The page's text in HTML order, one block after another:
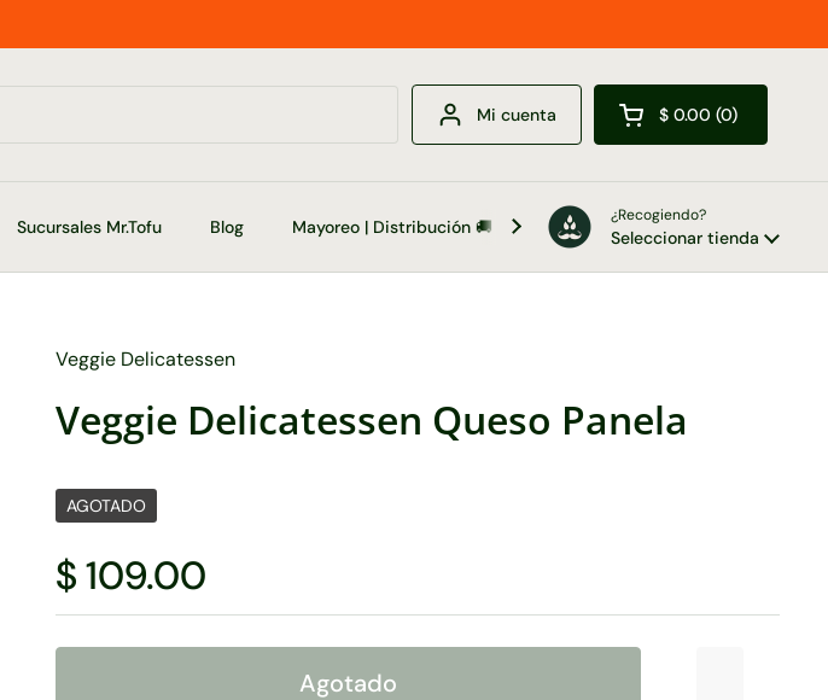
Mi cuenta Abrir carrito
$ 0.00 0
Sucursales Mr.Tofu Blog Mayoreo | Distribución 🚚 Contacto 📞
¿Recogiendo?
Seleccionar tienda
Veggie Delicatessen
Veggie Delicatessen Queso Panela
AGOTADO
$ 109.00
Agotado